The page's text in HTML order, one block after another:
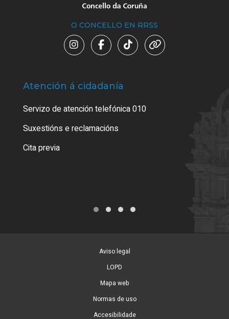
O CONCELLO EN RRSS
Atención á cidadanía
Servizo de atención telefónica 010
Suxestións e reclamacións
Cita previa
Aviso legal
LOPD
Mapa web
Normas de uso
Accesibilidade